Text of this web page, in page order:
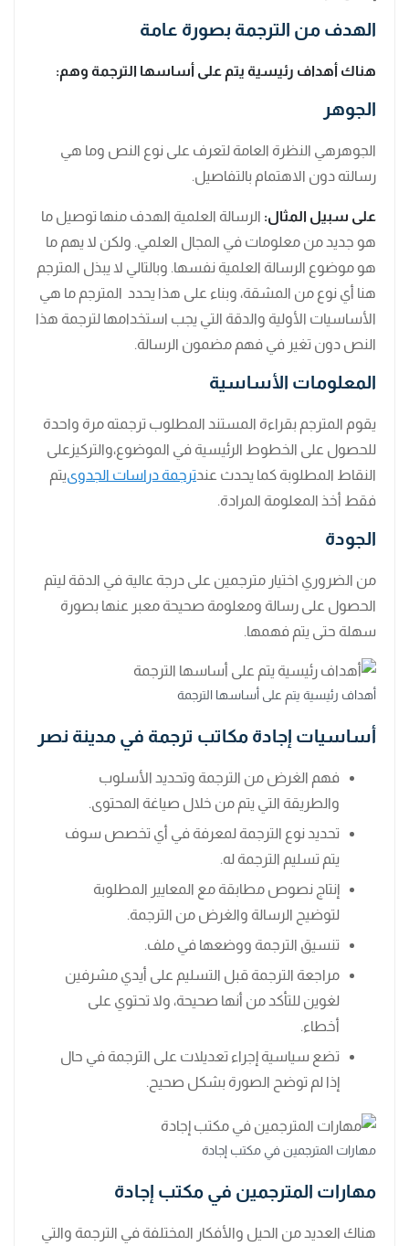
الهدف من الترجمة بصورة عامة
هناك أهداف رئيسية يتم على أساسها الترجمة وهم:
الجوهر
الجوهرهي النظرة العامة لتعرف على نوع النص وما هي
رسالته دون الاهتمام بالتفاصيل.
على سبيل المثال: الرسالة العلمية الهدف منها توصيل ما
هو جديد من معلومات في المجال العلمي. ولكن لا يهم ما
هو موضوع الرسالة العلمية نفسها. وبالتالي لا يبذل المترجم
هنا أي نوع من المشقة، وبناء على هذا يحدد المترجم ما هي
الأساسيات الأولية والدقة التي يجب استخدامها لترجمة هذا
النص دون تغير في فهم مضمون الرسالة.
المعلومات الأساسية
يقوم المترجم بقراءة المستند المطلوب ترجمته مرة واحدة
للحصول على الخطوط الرئيسية في الموضوع،والتركيزعلى
النقاط المطلوبة كما يحدث عندترجمة دراسات الجدوىيتم
فقط أخذ المعلومة المرادة.
الجودة
من الضروري اختيار مترجمين على درجة عالية في الدقة ليتم
الحصول على رسالة ومعلومة صحيحة معبر عنها بصورة
سهلة حتى يتم فهمها.
أهداف رئيسية يتم على أساسها الترجمة
أساسيات إجادة مكاتب ترجمة في مدينة نصر
فهم الغرض من الترجمة وتحديد الأسلوب
والطريقة التي يتم من خلال صياغة المحتوى.
تحديد نوع الترجمة لمعرفة في أي تخصص سوف
يتم تسليم الترجمة له.
إنتاج نصوص مطابقة مع المعايير المطلوبة
لتوضيح الرسالة والغرض من الترجمة.
تنسيق الترجمة ووضعها في ملف.
مراجعة الترجمة قبل التسليم على أيدي مشرفين
لغوين للتأكد من أنها صحيحة، ولا تحتوي على
أخطاء.
تضع سياسية إجراء تعديلات على الترجمة في حال
إذا لم توضح الصورة بشكل صحيح.
مهارات المترجمين في مكتب إجادة
مهارات المترجمين في مكتب إجادة
هناك العديد من الحيل والأفكار المختلفة في الترجمة والتي